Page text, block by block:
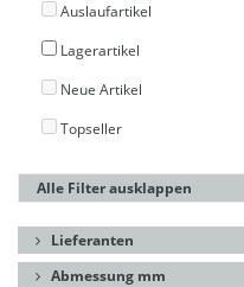
Auslaufartikel
Lagerartikel
Neue Artikel
Topseller
Alle Filter ausklappen
Lieferanten
Abmessung mm